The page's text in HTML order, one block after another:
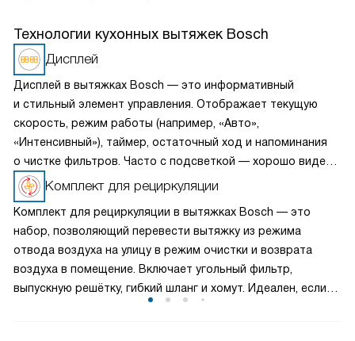
Технологии кухонных вытяжек Bosch
Дисплей
Дисплей в вытяжках Bosch — это информативный
и стильный элемент управления. Отображает текущую
скорость, режим работы (например, «Авто»,
«Интенсивный»), таймер, остаточный ход и напоминания
о чистке фильтров. Часто с подсветкой — хорошо виден
даже при слабом освещении. Управление — сенсорное
или кнопочное, интуитивно понятное. Некоторые модели
поддерживают датчики загрязнённости воздуха.
Комплект для рециркуляции
Комплект для рециркуляции в вытяжках Bosch — это
набор, позволяющий перевести вытяжку из режима
отвода воздуха на улицу в режим очистки и возврата
воздуха в помещение. Включает угольный фильтр,
выпускную решётку, гибкий шланг и хомут. Идеален, если